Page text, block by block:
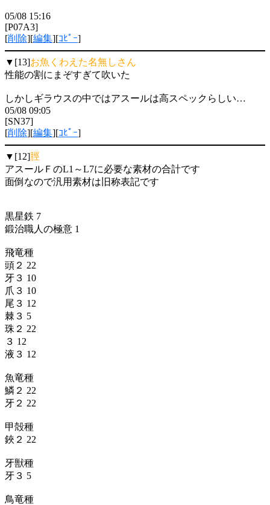
05/08 15:16
[P07A3]
[削除][編集][ｺﾋﾟｰ]
▼[13]お魚くわえた名無しさん
性能の割にまぞすぎて吹いた
しかしギラウスの中ではアスールは高スペックらしい…
05/08 09:05
[SN37]
[削除][編集][ｺﾋﾟｰ]
▼[12]脛
アスールＦのL1～L7に必要な素材の合計です
面倒なので汎用素材は旧称表記です
黒星鉄 7
鍛治職人の極意 1
飛竜種
頭２ 22
牙３ 10
爪３ 10
尾３ 12
棘３ 5
珠２ 22
３ 12
液３ 12
魚竜種
鱗２ 22
牙２ 22
甲殻種
鋏２ 22
牙獣種
牙３ 5
鳥竜種